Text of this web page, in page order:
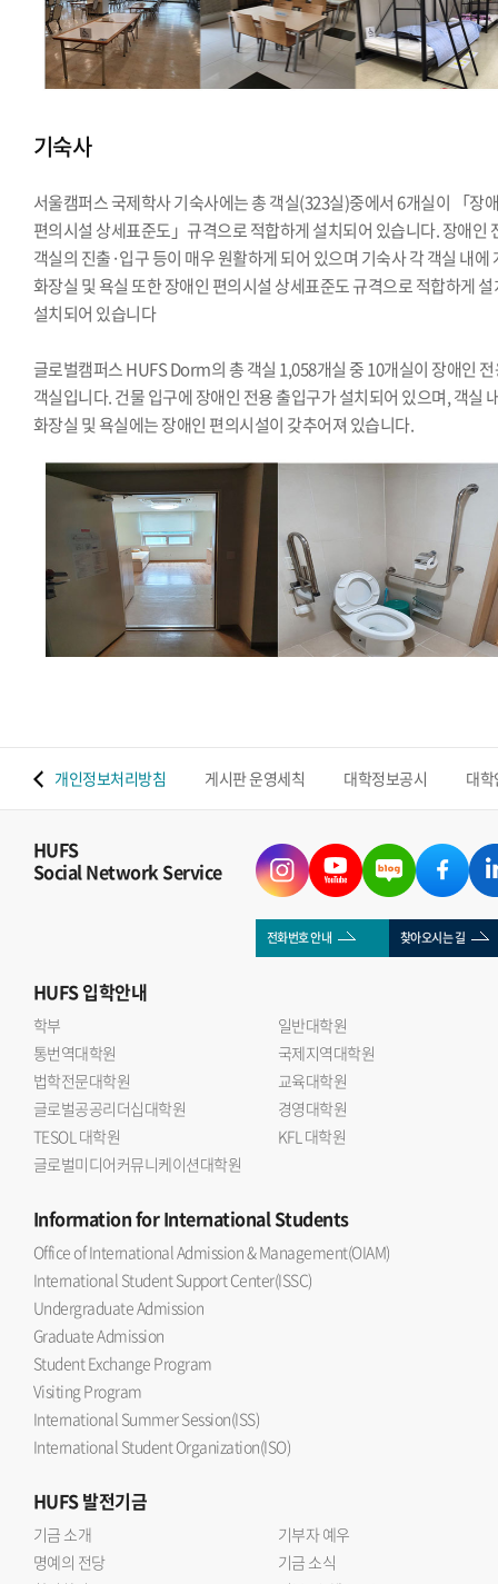
기숙사
서울캠퍼스 국제학사 기숙사에는 총 객실(323실)중에서 6개실이 「장
편의시설 상세표준도」규격으로 적합하게 설치되어 있습니다. 장애인
객실의 진출·입구 등이 매우 원활하게 되어 있으며 기숙사 각 객실 내에
화장실 및 욕실 또한 장애인 편의시설 상세표준도 규격으로 적합하게
설치되어 있습니다
글로벌캠퍼스 HUFS Dorm의 총 객실 1,058개실 중 10개실이 장애인
객실입니다. 건물 입구에 장애인 전용 출입구가 설치되어 있으며, 객실
화장실 및 욕실에는 장애인 편의시설이 갖추어져 있습니다.
개인정보처리방침 게시판 운영세칙 대학정보공시 대
HUFS
Social Network Service
전화번호 안내 찾아오시는 길
HUFS입학안내
학부
일반대학원
통번역대학원
국제지역대학원
법학전문대학원
교육대학원
글로벌공공리더십대학원
경영대학원
TESOL 대학원
KFL 대학원
글로벌미디어커뮤니케이션대학원
Informationfor International Students
Office of International Admission & Management(OIAM)
International Student Support Center(ISSC)
Undergraduate Admission
Graduate Admission
Student Exchange Program
Visiting Program
International Summer Session(ISS)
International Student Organization(ISO)
HUFS발전기금
기금 소개
기부자 예우
명예의 전당
기금 소식